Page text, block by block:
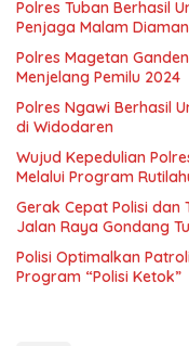
Polres Tuban Berhasil
Penjaga Malam
Polres Magetan
Menjelang Pemilu 2024
Polres Ngawi Berhasil
di Widodaren
Wujud Kepedulian
Melalui Program
Gerak Cepat Polisi dan
Jalan Raya Gondang
Polisi Optimalkan
Program “Polisi Ketok”